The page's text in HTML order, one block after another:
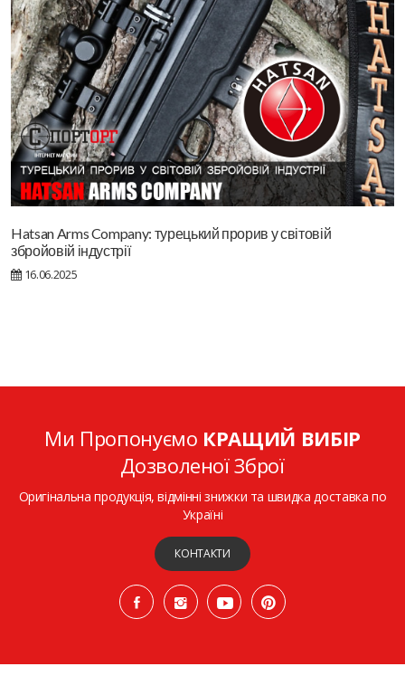
Hatsan Arms Company: турецький прорив у світовій
збройовій індустрії
16.06.2025
Ми Пропонуємо КРАЩИЙ ВИБІР
Дозволеної Зброї
Оригінальна продукція, відмінні знижки та швидка доставка по
Україні
КОНТАКТИ